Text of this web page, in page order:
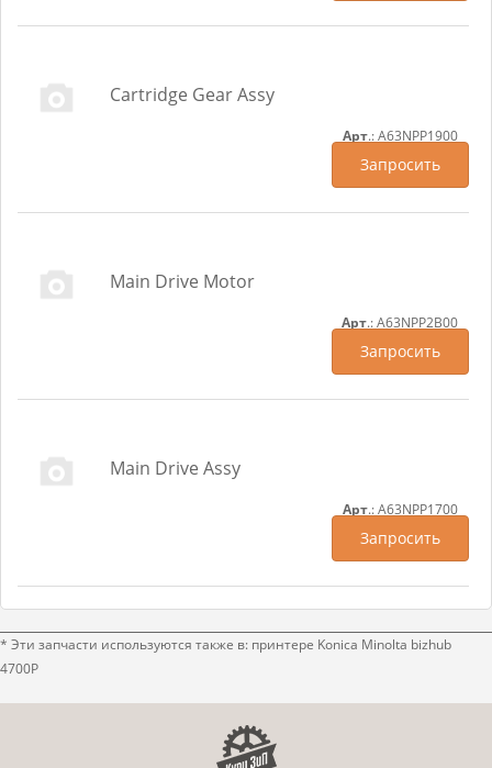
Cartridge Gear Assy
Арт.: A63NPP1900
Запросить
Main Drive Motor
Арт.: A63NPP2B00
Запросить
Main Drive Assy
Арт.: A63NPP1700
Запросить
* Эти запчасти используются также в: принтере Konica Minolta bizhub
4700P